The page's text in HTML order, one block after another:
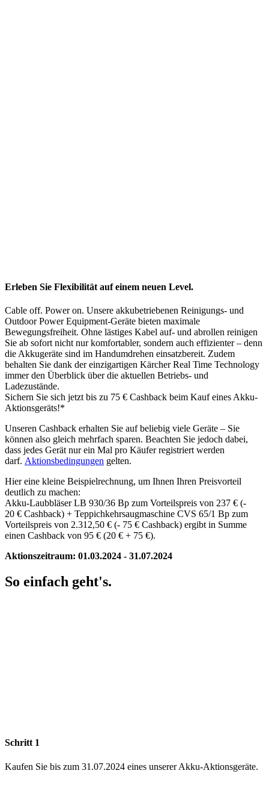
Erleben Sie Flexibilität auf einem neuen Level.
Cable off. Power on. Unsere akkubetriebenen Reinigungs- und
Outdoor Power Equipment-Geräte bieten maximale
Bewegungsfreiheit. Ohne lästiges Kabel auf- und abrollen reinigen
Sie ab sofort nicht nur komfortabler, sondern auch effizienter – denn
die Akkugeräte sind im Handumdrehen einsatzbereit. Zudem
behalten Sie dank der einzigartigen Kärcher Real Time Technology
immer den Überblick über die aktuellen Betriebs- und
Ladezustände.
Sichern Sie sich jetzt bis zu 75 € Cashback beim Kauf eines Akku-
Aktionsgeräts!*
Unseren Cashback erhalten Sie auf beliebig viele Geräte – Sie
können also gleich mehrfach sparen. Beachten Sie jedoch dabei,
dass jedes Gerät nur ein Mal pro Käufer registriert werden
darf. Aktionsbedingungen gelten.
Hier eine kleine Beispielrechnung, um Ihnen Ihren Preisvorteil
deutlich zu machen:
Akku-Laubbläser LB 930/36 Bp zum Vorteilspreis von 237 € (-
20 € Cashback) + Teppichkehrsaugmaschine CVS 65/1 Bp zum
Vorteilspreis von 2.312,50 € (- 75 € Cashback) ergibt in Summe
einen Cashback von 95 € (20 € + 75 €).
Aktionszeitraum: 01.03.2024 - 31.07.2024
So einfach geht's.
Schritt 1
Kaufen Sie bis zum 31.07.2024 eines unserer Akku-Aktionsgeräte.